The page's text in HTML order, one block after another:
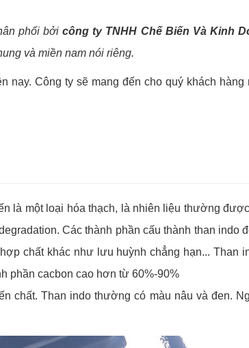
phối bởicông ty TNHH Chế Biến Và Kinh
và miền nam nói riêng.
nay. Công ty sẽ mang đến cho quý khách
là một loại hóa thạch, là nhiên liệu thường
Các thành phần cấu thành than indo
chất khác như lưu huỳnh chẳng hạn...
phần cacbon cao hơn từ 60%-90%
chất. Than indo thường có màu nâu và đen.